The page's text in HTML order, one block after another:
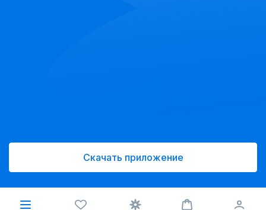
Скачать приложение